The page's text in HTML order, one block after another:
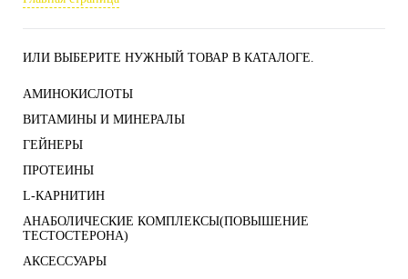
ИЛИ ВЫБЕРИТЕ НУЖНЫЙ ТОВАР В КАТАЛОГЕ.
АМИНОКИСЛОТЫ
ВИТАМИНЫ И МИНЕРАЛЫ
ГЕЙНЕРЫ
ПРОТЕИНЫ
L-КАРНИТИН
АНАБОЛИЧЕСКИЕ КОМПЛЕКСЫ(ПОВЫШЕНИЕ
ТЕСТОСТЕРОНА)
АКСЕССУАРЫ